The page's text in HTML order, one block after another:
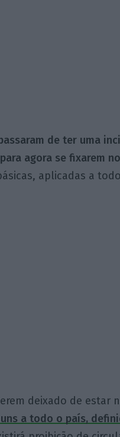
de ter uma
agora se fixarem
aplicadas a
deixado de estar
a todo o país,